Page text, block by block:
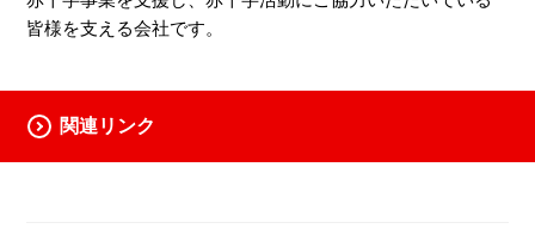
皆様を支える会社です。
関連リンク